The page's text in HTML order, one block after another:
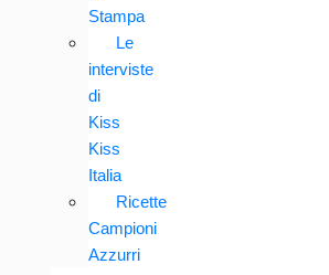
Stampa
Le
interviste
di
Kiss
Kiss
Italia
Ricette
Campioni
Azzurri